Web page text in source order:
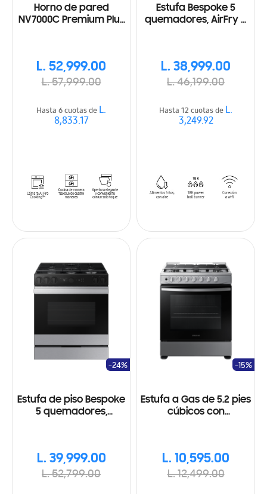
Horno de pared
NV7000C Premium Plus
L. 52,999.00
L. 57,999.00
Hasta 6 cuotas deL.
8,833.17
Estufa Bespoke 5
quemadores, AirFry y
L. 38,999.00
L. 46,199.00
Hasta 12 cuotas deL.
3,249.92
Estufa de piso Bespoke
5 quemadores,
L. 39,999.00
L. 52,799.00
-24%
Estufa a Gas de 5.2 pies
cúbicos con
L. 10,595.00
L. 12,499.00
-15%